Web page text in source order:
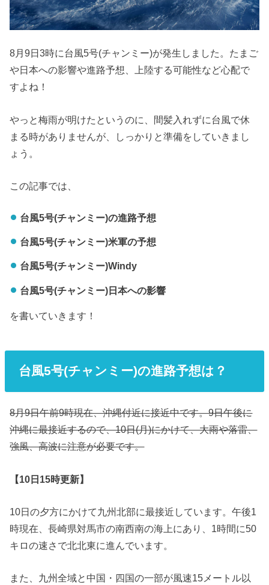
8月9日3時に台風5号(チャンミー)が発生しました。たまご
や日本への影響や進路予想、上陸する可能性など心配で
すよね！
やっと梅雨が明けたというのに、間髪入れずに台風で休
まる時がありませんが、しっかりと準備をしていきまし
ょう。
この記事では、
台風5号(チャンミー)の進路予想
台風5号(チャンミー)米軍の予想
台風5号(チャンミー)Windy
台風5号(チャンミー)日本への影響
を書いていきます！
台風5号(チャンミー)の進路予想は？
8月9日午前9時現在、沖縄付近に接近中です。9日午後に
沖縄に最接近するので、10日(月)にかけて、大雨や落雷、
強風、高波に注意が必要です。
【10日15時更新】
10日の夕方にかけて九州北部に最接近しています。午後1
時現在、長崎県対馬市の南西南の海上にあり、1時間に50
キロの速さで北北東に進んでいます。
また、九州全域と中国・四国の一部が風速15メートル以